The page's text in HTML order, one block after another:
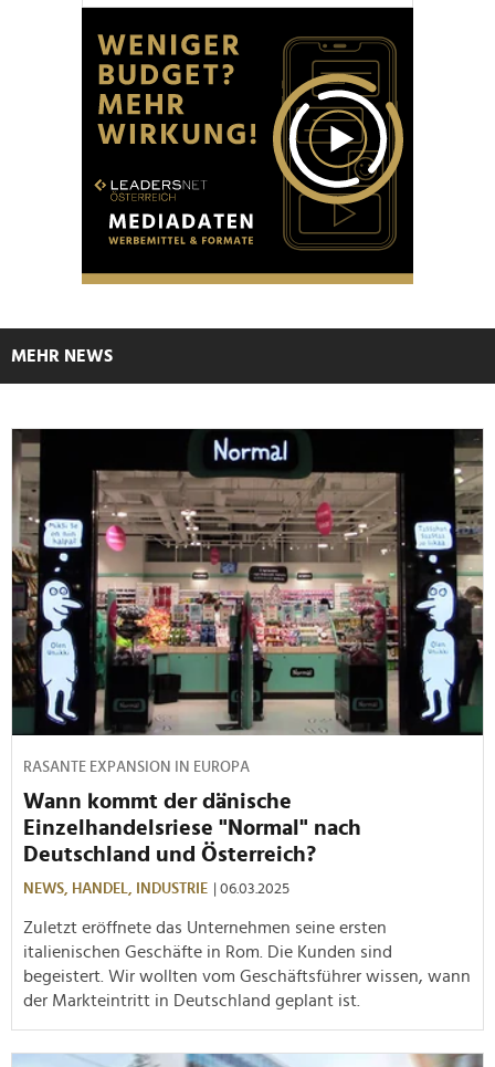
MEHR NEWS
RASANTE EXPANSION IN EUROPA
Wann kommt der dänische
Einzelhandelsriese "Normal" nach
Deutschland und Österreich?
NEWS, HANDEL, INDUSTRIE | 06.03.2025
Zuletzt eröffnete das Unternehmen seine ersten
italienischen Geschäfte in Rom. Die Kunden sind
begeistert. Wir wollten vom Geschäftsführer wissen, wann
der Markteintritt in Deutschland geplant ist.